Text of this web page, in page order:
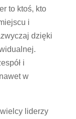
to ktoś, kto
i
dzięki
i
w
liderzy